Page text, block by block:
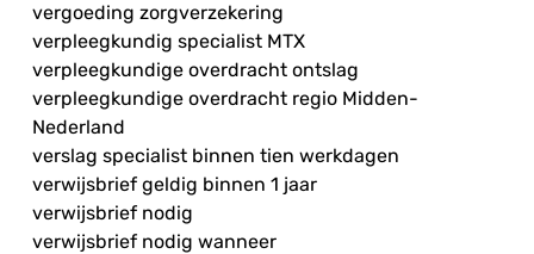
vergoeding zorgverzekering
verpleegkundig specialist MTX
verpleegkundige overdracht ontslag
verpleegkundige overdracht regio Midden-
Nederland
verslag specialist binnen tien werkdagen
verwijsbrief geldig binnen 1 jaar
verwijsbrief nodig
verwijsbrief nodig wanneer